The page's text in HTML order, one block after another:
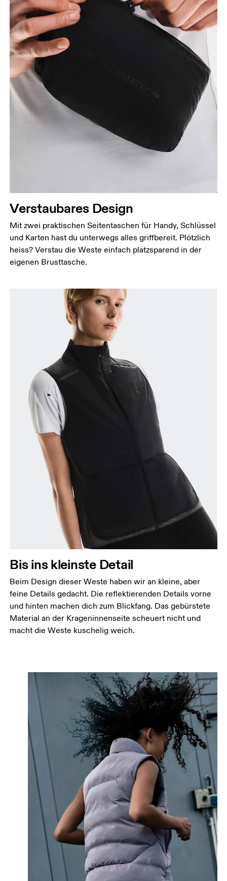
Verstaubares Design
Mit zwei praktischen Seitentaschen für Handy, Schlüssel
und Karten hast du unterwegs alles griffbereit. Plötzlich
heiss? Verstau die Weste einfach platzsparend in der
eigenen Brusttasche.
Bis ins kleinste Detail
Beim Design dieser Weste haben wir an kleine, aber
feine Details gedacht. Die reflektierenden Details vorne
und hinten machen dich zum Blickfang. Das gebürstete
Material an der Krageninnenseite scheuert nicht und
macht die Weste kuschelig weich.